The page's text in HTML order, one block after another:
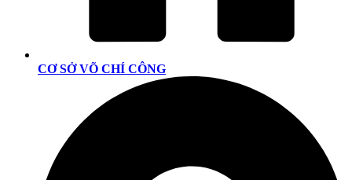
CƠ SỞ VÕ CHÍ CÔNG